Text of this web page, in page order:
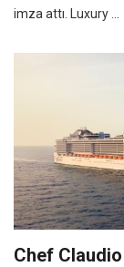
imza attı. Luxury ...
Chef